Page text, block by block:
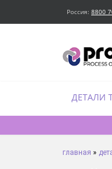
Россия: 8800
ДЕТАЛИ
главная »